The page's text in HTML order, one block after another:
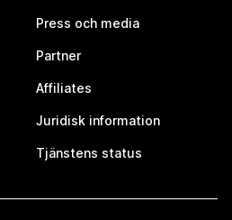
Press och media
Partner
Affiliates
Juridisk information
Tjänstens status